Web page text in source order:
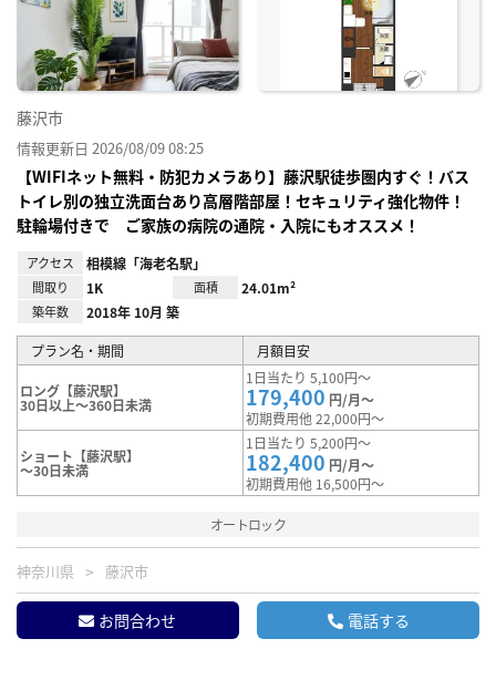
藤沢市
情報更新日 2026/08/09 08:25
【WIFIネット無料・防犯カメラあり】藤沢駅徒歩圏内すぐ！バス
トイレ別の独立洗面台あり高層階部屋！セキュリティ強化物件！
駐輪場付きで ご家族の病院の通院・入院にもオススメ！
アクセス 相模線「海老名駅」
間取り 1K 面積 24.01m²
築年数 2018年 10月 築
プラン名・期間 月額目安
ロング【藤沢駅】
30日以上～360日未満
1日当たり 5,100円～
179,400 円/月～
初期費用他 22,000円～
ショート【藤沢駅】
～30日未満
1日当たり 5,200円～
182,400 円/月～
初期費用他 16,500円～
オートロック
神奈川県 藤沢市
お問合わせ 電話する